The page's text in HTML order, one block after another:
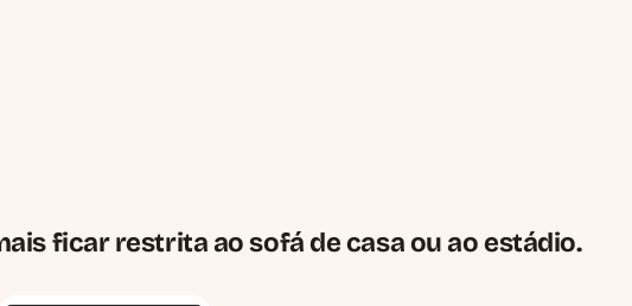
ficar restrita ao sofá de casa ou ao estádio.